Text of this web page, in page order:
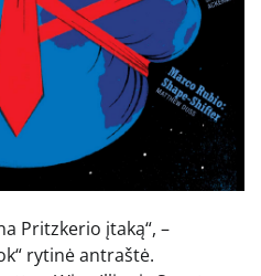
Pritzkerio įtaką“, –
rytinė antraštė.